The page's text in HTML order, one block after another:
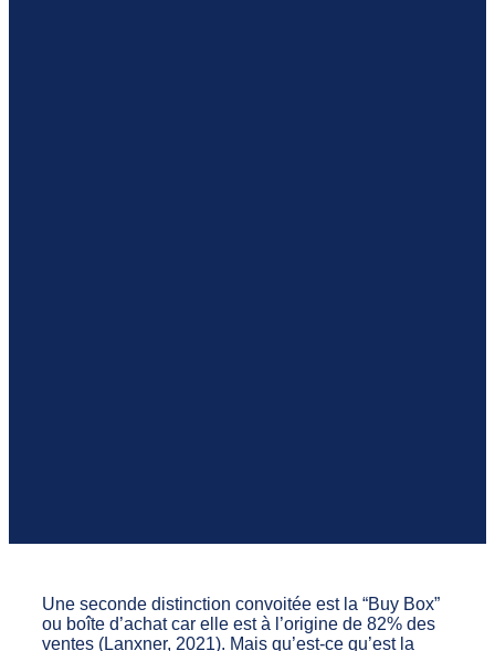
Une seconde distinction convoitée est la “Buy Box”
ou boîte d’achat car elle est à l’origine de 82% des
ventes (Lanxner, 2021). Mais qu’est-ce qu’est la